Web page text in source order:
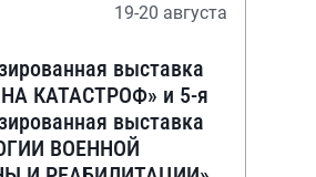
19-20 августа
выставка
КАТАСТРОФ» и 5-я
выставка
ВОЕННОЙ